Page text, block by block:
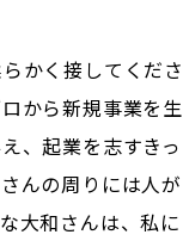
かく接してくださ
から新規事業を生
、起業を志すきっ
んの周りには人が
大和さんは、私に